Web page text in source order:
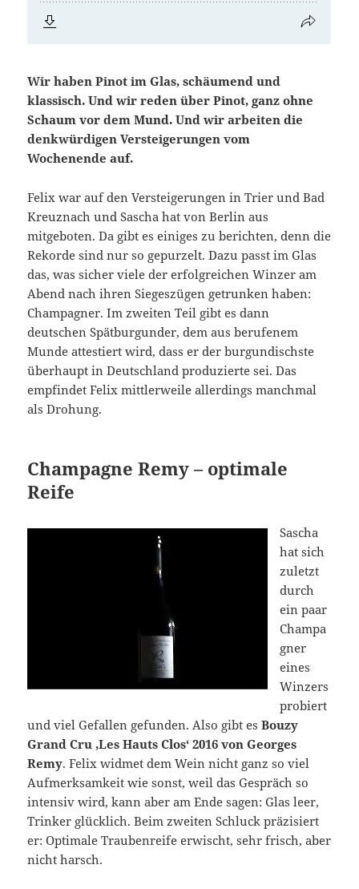
Wir haben Pinot im Glas, schäumend und
klassisch. Und wir reden über Pinot, ganz ohne
Schaum vor dem Mund. Und wir arbeiten die
denkwürdigen Versteigerungen vom
Wochenende auf.
Felix war auf den Versteigerungen in Trier und Bad
Kreuznach und Sascha hat von Berlin aus
mitgeboten. Da gibt es einiges zu berichten, denn die
Rekorde sind nur so gepurzelt. Dazu passt im Glas
das, was sicher viele der erfolgreichen Winzer am
Abend nach ihren Siegeszügen getrunken haben:
Champagner. Im zweiten Teil gibt es dann
deutschen Spätburgunder, dem aus berufenem
Munde attestiert wird, dass er der burgundischste
überhaupt in Deutschland produzierte sei. Das
empfindet Felix mittlerweile allerdings manchmal
als Drohung.
Champagne Remy – optimale
Reife
Sascha
hat sich
zuletzt
durch
ein paar
Champa
gner
eines
Winzers
probiert
und viel Gefallen gefunden. Also gibt esBouzy
Grand Cru ‚Les Hauts Clos‘ 2016 von Georges
Remy. Felix widmet dem Wein nicht ganz so viel
Aufmerksamkeit wie sonst, weil das Gespräch so
intensiv wird, kann aber am Ende sagen: Glas leer,
Trinker glücklich. Beim zweiten Schluck präzisiert
er: Optimale Traubenreife erwischt, sehr frisch, aber
nicht harsch.